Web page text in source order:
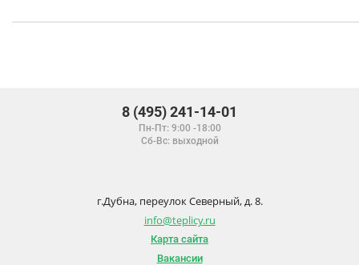
8 (495) 241-14-01
Пн-Пт: 9:00 -18:00
Сб-Вс: выходной
г.Дубна, переулок Северный, д. 8.
info@teplicy.ru
Карта сайта
Вакансии